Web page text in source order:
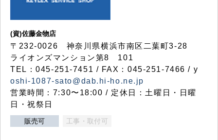
(資)佐藤金物店
〒232-0026 神奈川県横浜市南区二葉町3-28
ライオンズマンション第8 101
TEL：045-251-7451 / FAX：045-251-7466 / y
oshi-1087-sato@dab.hi-ho.ne.jp
営業時間：7:30〜18:00 / 定休日：土曜日・日曜
日・祝祭日
販売可 工事・取付可